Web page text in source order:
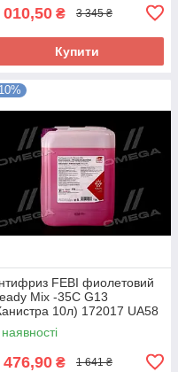
010,50 ₴ 3 345 ₴
Купити
FEBI фиолетовий
Mix -35C G13
10л) 172017 UA58
476,90 ₴ 1 641 ₴